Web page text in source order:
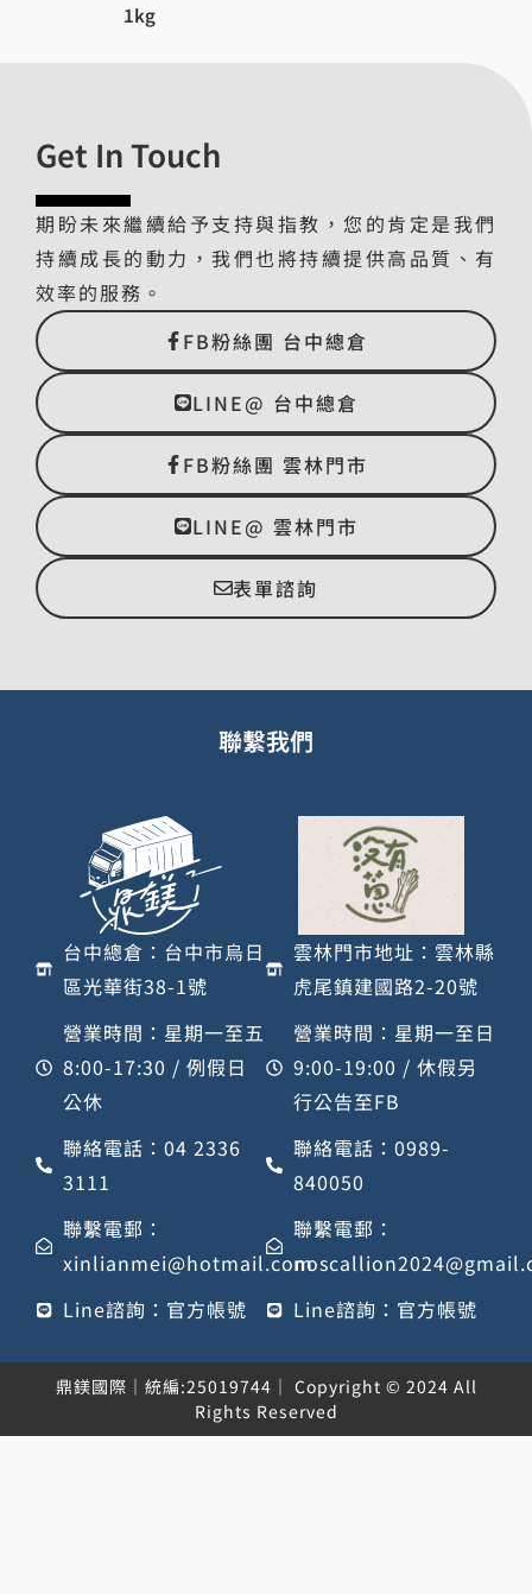
1kg
Get In Touch
期盼未來繼續給予支持與指教，您的肯定是我們
持續成長的動力，我們也將持續提供高品質、有
效率的服務。
FB粉絲團 台中總倉
LINE@ 台中總倉
FB粉絲團 雲林門市
LINE@ 雲林門市
表單諮詢
聯繫我們
台中總倉：台中市烏日
區光華街38-1號
營業時間：星期一至五
8:00-17:30 / 例假日
公休
聯絡電話：04 2336
3111
聯繫電郵：
xinlianmei@hotmail.com
Line諮詢：官方帳號
雲林門市地址：雲林縣
虎尾鎮建國路2-20號
營業時間：星期一至日
9:00-19:00 / 休假另
行公告至FB
聯絡電話：0989-
840050
聯繫電郵：
Line諮詢：官方帳號
鼎鎂國際｜統編:25019744｜ Copyright © 2024 All
Rights Reserved